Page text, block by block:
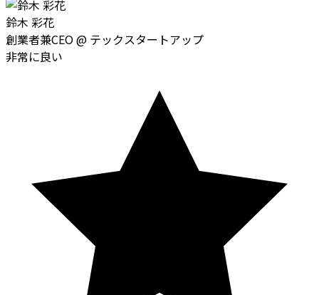
鈴木 彩花
創業者兼CEO@ テックスタートアップ
非常に良い